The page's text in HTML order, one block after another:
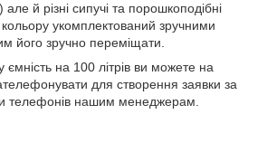
й різні сипучі та порошкоподібні
укомплектований зручними
його зручно переміщати.
ємність на 100 літрів ви можете на
для створення заявки за
телефонів нашим менеджерам.